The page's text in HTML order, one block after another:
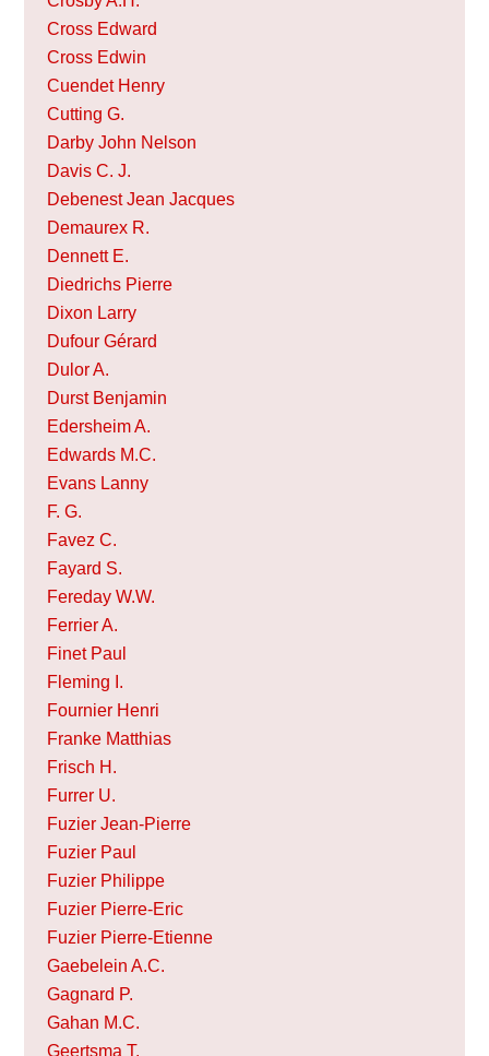
Cross Edward
Cross Edwin
Cuendet Henry
Cutting G.
Darby John Nelson
Davis C. J.
Debenest Jean Jacques
Demaurex R.
Dennett E.
Diedrichs Pierre
Dixon Larry
Dufour Gérard
Dulor A.
Durst Benjamin
Edersheim A.
Edwards M.C.
Evans Lanny
F. G.
Favez C.
Fayard S.
Fereday W.W.
Ferrier A.
Finet Paul
Fleming I.
Fournier Henri
Franke Matthias
Frisch H.
Furrer U.
Fuzier Jean-Pierre
Fuzier Paul
Fuzier Philippe
Fuzier Pierre-Eric
Fuzier Pierre-Etienne
Gaebelein A.C.
Gagnard P.
Gahan M.C.
Geertsma T.